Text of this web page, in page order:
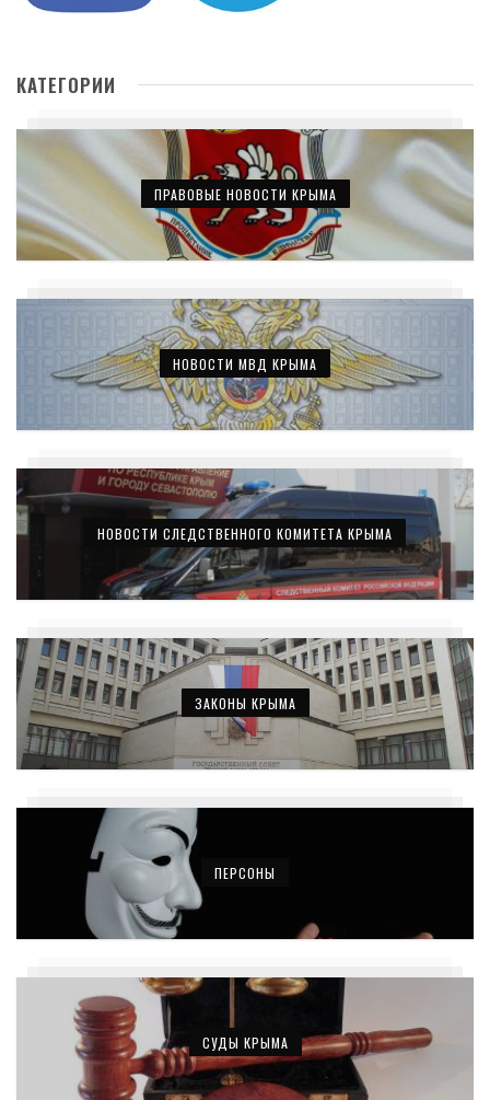
КАТЕГОРИИ
ПРАВОВЫЕ НОВОСТИ КРЫМА
НОВОСТИ МВД КРЫМА
НОВОСТИ СЛЕДСТВЕННОГО КОМИТЕТА КРЫМА
ЗАКОНЫ КРЫМА
ПЕРСОНЫ
СУДЫ КРЫМА